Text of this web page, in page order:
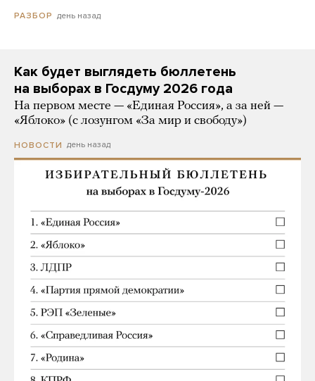
РАЗБОР день назад
Как будет выглядеть бюллетень
на выборах в Госдуму 2026 года
На первом месте — «Единая Россия», а за ней —
«Яблоко» (с лозунгом «За мир и свободу»)
НОВОСТИ день назад